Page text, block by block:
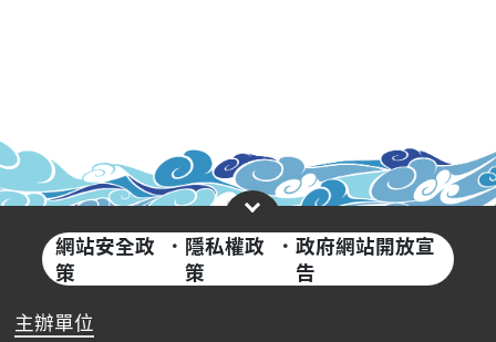
網站安全政
策
· 隱私權政
策
· 政府網站開放宣
告
主辦單位